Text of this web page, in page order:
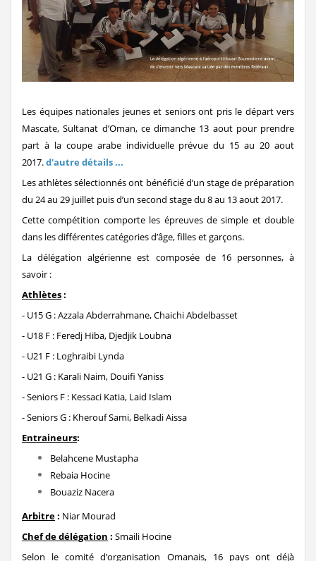
suite
Stage de formation à la faculté des...Lire la suite
المرحلة الجهوية التأهيلية للبطولة...Lire la suite
Les équipes nationales jeunes et seniors ont pris le départ vers
Mascate, Sultanat d’Oman, ce dimanche 13 aout pour prendre
part à la coupe arabe individuelle prévue du 15 au 20 aout
2017.d'autre détails ...
Les athlètes sélectionnés ont bénéficié d’un stage de préparation
du 24 au 29 juillet puis d’un second stage du 8 au 13 aout 2017.
Cette compétition comporte les épreuves de simple et double
dans les différentes catégories d’âge, filles et garçons.
La délégation algérienne est composée de 16 personnes, à
savoir :
Athlètes:
- U15 G : Azzala Abderrahmane, Chaichi Abdelbasset
- U18 F : Feredj Hiba, Djedjik Loubna
- U21 F : Loghraibi Lynda
- U21 G : Karali Naim, Douifi Yaniss
- Seniors F : Kessaci Katia, Laid Islam
- Seniors G : Kherouf Sami, Belkadi Aissa
Entraineurs:
Belahcene Mustapha
Rebaia Hocine
Bouaziz Nacera
Arbitre: Niar Mourad
Chef de délégation : Smaili Hocine
Selon le comité d’organisation Omanais, 16 pays ont déjà